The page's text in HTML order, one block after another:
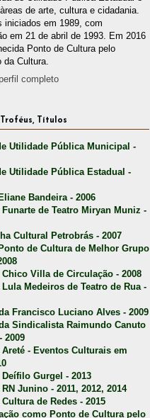
de arte, cultura e cidadania.
iniciados em 1989, com
em 21 de abril de 1993. Em 2016
Ponto de Cultura pelo
da Cultura.
completo
Troféus, Títulos
Utilidade Pública Municipal -
Utilidade Pública Estadual -
Bandeira - 2006
de Teatro Miryan Muniz -
Cultural Petrobrás - 2007
de Cultura de Melhor Grupo
Villa de Circulação - 2008
Medeiros de Teatro de Rua -
Francisco Luciano Alves - 2009
Sindicalista Raimundo Canuto
2009
- Eventos Culturais em
Gurgel - 2013
Junino - 2011, 2012, 2014
de Redes - 2015
como Ponto de Cultura pelo